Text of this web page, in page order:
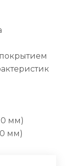
мм)
мм)